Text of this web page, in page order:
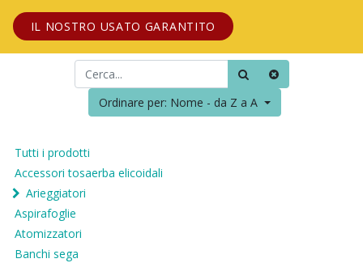
IL NOSTRO USATO GARANTITO
Ordinare per: Nome - da Z a A
Tutti i prodotti
Accessori tosaerba elicoidali
Arieggiatori
Aspirafoglie
Atomizzatori
Banchi sega